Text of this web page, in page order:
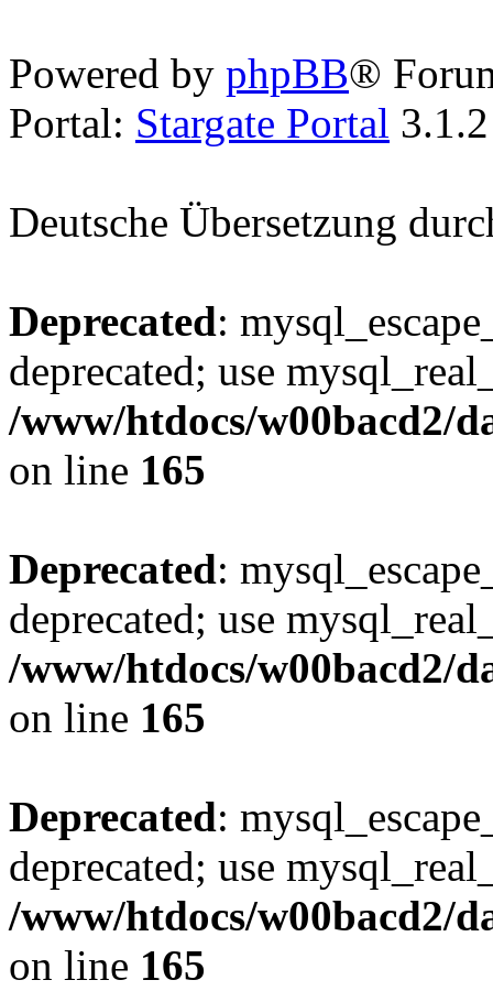
Powered by phpBB®
Portal: Stargate Portal
Deutsche Übersetzung
Deprecated:
deprecated; use
/www/htdocs/w00bacd2/
on line 165
Deprecated:
deprecated; use
/www/htdocs/w00bacd2/
on line 165
Deprecated:
deprecated; use
/www/htdocs/w00bacd2/
on line 165